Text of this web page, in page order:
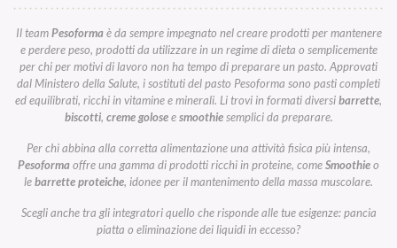
Il teamPesoformaè da sempre impegnato nel creare prodotti per mantenere
e perdere peso, prodotti da utilizzare in un regime di dieta o semplicemente
per chi per motivi di lavoro non ha tempo di preparare un pasto. Approvati
dal Ministero della Salute, i sostituti del pasto Pesoforma sono pasti completi
ed equilibrati, ricchi in vitamine e minerali. Li trovi in formati diversibarrette,
biscotti, creme goloseesmoothiesemplici da preparare.
Per chi abbina alla corretta alimentazione una attività fisica più intensa,
Pesoformaoffre una gamma di prodotti ricchi in proteine, comeSmoothieo
lebarrette proteiche, idonee per il mantenimento della massa muscolare.
Scegli anche tra gli integratori quello che risponde alle tue esigenze: pancia
piatta o eliminazione dei liquidi in eccesso?